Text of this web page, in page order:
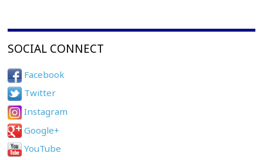
SOCIAL CONNECT
Facebook
Twitter
Instagram
Google+
YouTube